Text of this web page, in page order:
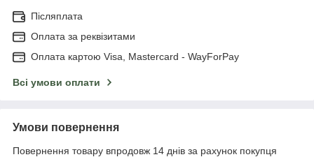
Післяплата
Оплата за реквізитами
Оплата картою Visa, Mastercard - WayForPay
Всі умови оплати
Умови повернення
Повернення товару впродовж 14 днів за рахунок покупця